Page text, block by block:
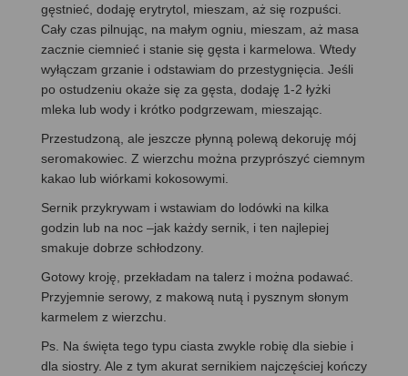
gęstnieć, dodaję erytrytol, mieszam, aż się rozpuści.
Cały czas pilnując, na małym ogniu, mieszam, aż masa
zacznie ciemnieć i stanie się gęsta i karmelowa. Wtedy
wyłączam grzanie i odstawiam do przestygnięcia. Jeśli
po ostudzeniu okaże się za gęsta, dodaję 1-2 łyżki
mleka lub wody i krótko podgrzewam, mieszając.
Przestudzoną, ale jeszcze płynną polewą dekoruję mój
seromakowiec. Z wierzchu można przyprószyć ciemnym
kakao lub wiórkami kokosowymi.
Sernik przykrywam i wstawiam do lodówki na kilka
godzin lub na noc –jak każdy sernik, i ten najlepiej
smakuje dobrze schłodzony.
Gotowy kroję, przekładam na talerz i można podawać.
Przyjemnie serowy, z makową nutą i pysznym słonym
karmelem z wierzchu.
Ps. Na święta tego typu ciasta zwykle robię dla siebie i
dla siostry. Ale z tym akurat sernikiem najczęściej kończy